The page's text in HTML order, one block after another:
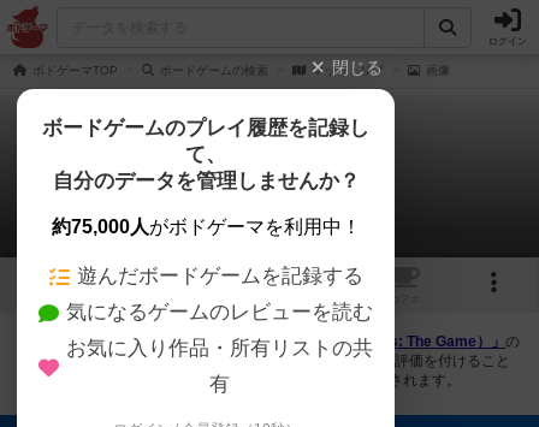
ログイン
ボドゲーマTOP ボードゲームの検索 マッド・リブ 画像
マッド・リブ
1件の画像
1 1
ボドゲーマにログインすると、 「マッド・リブ（Mad Libs: The Game）」 の
画像をアップロード出来たり、他のユーザーの投稿画像に評価を付けること
ができます。また、トップ6の画像は様々なページで表示されます。
閉じる
ボードゲームのプレイ履歴を記録し
て、
自分のデータを管理しませんか？
約75,000人がボドゲーマを利用中！
遊んだボードゲームを記録する
気になるゲームのレビューを読む
お気に入り作品・所有リストの共
有